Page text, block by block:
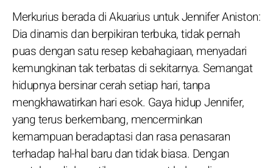
Merkurius berada di Akuarius untuk Jennifer Aniston:
Dia dinamis dan berpikiran terbuka, tidak pernah
puas dengan satu resep kebahagiaan, menyadari
kemungkinan tak terbatas di sekitarnya. Semangat
hidupnya bersinar cerah setiap hari, tanpa
mengkhawatirkan hari esok. Gaya hidup Jennifer,
yang terus berkembang, mencerminkan
kemampuan beradaptasi dan rasa penasaran
terhadap hal-hal baru dan tidak biasa. Dengan